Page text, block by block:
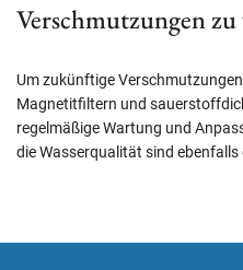
Verschmutzungen zu
Um zukünftige
Magnetitfiltern und
regelmäßige Wartung und
die Wasserqualität sind ebenfalls